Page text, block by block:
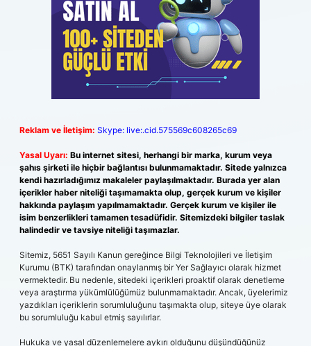
Reklam ve İletişim: Skype: live:.cid.575569c608265c69
Yasal Uyarı: Bu internet sitesi, herhangi bir marka, kurum veya
şahıs şirketi ile hiçbir bağlantısı bulunmamaktadır. Sitede yalnızca
kendi hazırladığımız makaleler paylaşılmaktadır. Burada yer alan
içerikler haber niteliği taşımamakta olup, gerçek kurum ve kişiler
hakkında paylaşım yapılmamaktadır. Gerçek kurum ve kişiler ile
isim benzerlikleri tamamen tesadüfidir. Sitemizdeki bilgiler taslak
halindedir ve tavsiye niteliği taşımazlar.
Sitemiz, 5651 Sayılı Kanun gereğince Bilgi Teknolojileri ve İletişim
Kurumu (BTK) tarafından onaylanmış bir Yer Sağlayıcı olarak hizmet
vermektedir. Bu nedenle, sitedeki içerikleri proaktif olarak denetleme
veya araştırma yükümlülüğümüz bulunmamaktadır. Ancak, üyelerimiz
yazdıkları içeriklerin sorumluluğunu taşımakta olup, siteye üye olarak
bu sorumluluğu kabul etmiş sayılırlar.
Hukuka ve yasal düzenlemelere aykırı olduğunu düşündüğünüz